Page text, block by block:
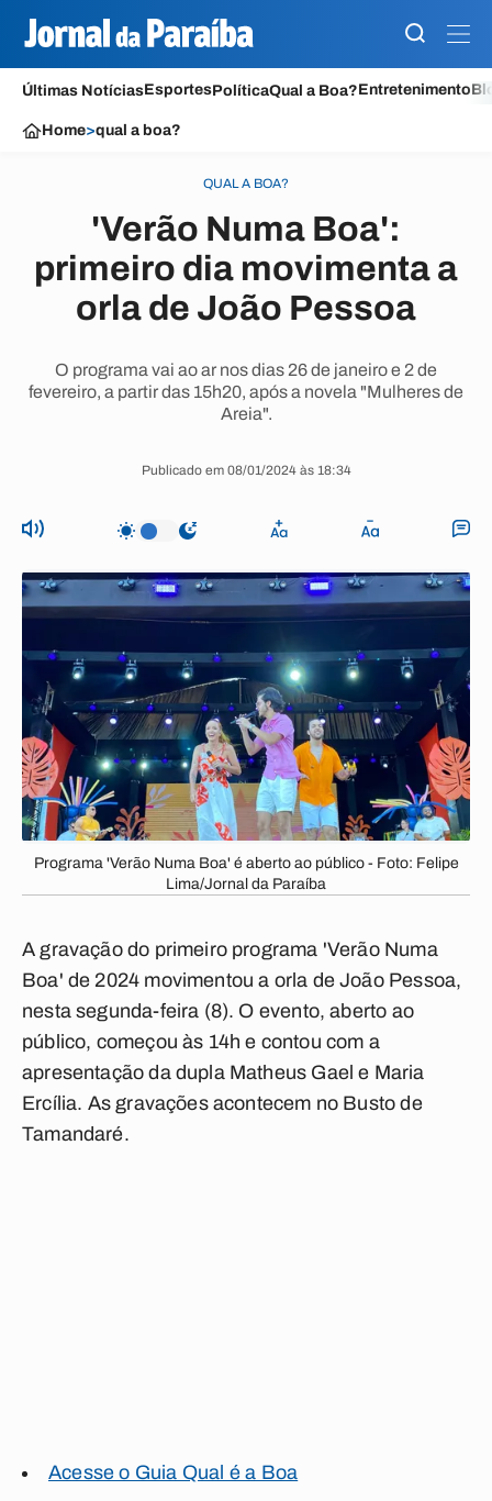
Últimas NotíciasEsportesPolíticaQual a Boa?Entretenimento
Home>qual a boa?
QUAL A BOA?
'Verão Numa Boa':
primeiro dia movimenta a
orla de João Pessoa
O programa vai ao ar nos dias 26 de janeiro e 2 de
fevereiro, a partir das 15h20, após a novela "Mulheres de
Areia".
Publicado em 08/01/2024 às 18:34
Programa 'Verão Numa Boa' é aberto ao público - Foto: Felipe
Lima/Jornal da Paraíba
A gravação do primeiro programa 'Verão Numa
Boa' de 2024 movimentou a orla de João Pessoa,
nesta segunda-feira (8). O evento, aberto ao
público, começou às 14h e contou com a
apresentação da dupla Matheus Gael e Maria
Ercília. As gravações acontecem no Busto de
Tamandaré.
Acesse o Guia Qual é a Boa